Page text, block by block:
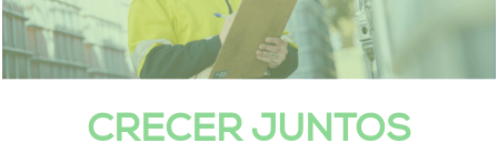
CRECER JUNTOS